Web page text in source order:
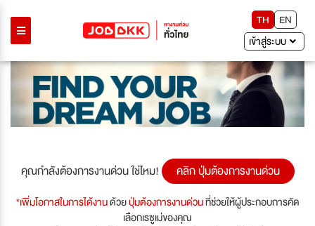
TH
EN
เข้าสู่ระบบ
คุณกำลังต้องการงานด่วน ใช่ไหม! คลิก ปุ่มต้องการงานด่วน
*เพิ่มโอกาสในการได้งานด้วยปุ่มต้องการงานด่วนที่ช่วยให้ผู้ประกอบการคัด
เลือกเรซูเม่ของคุณ